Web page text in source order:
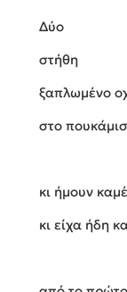
Δύο
στήθη
ξαπλωμένο
στο
κι ήμουν
κι είχα ήδη